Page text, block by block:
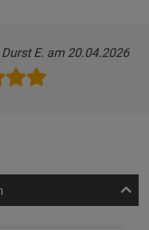
Durst E. am 20.04.2026